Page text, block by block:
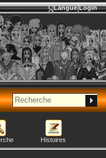
Langue Login
Histoires